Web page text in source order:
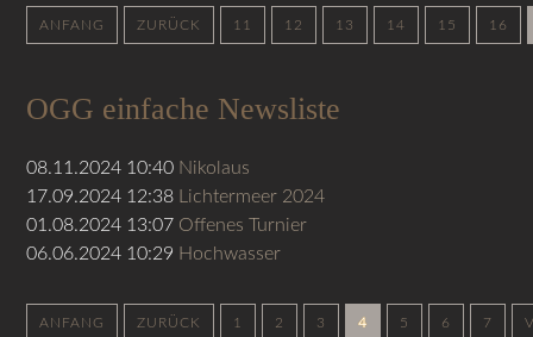
ANFANG ZURÜCK 11 12 13 14 15 16
OGG einfache Newsliste
08.11.2024 10:40 Nikolaus
17.09.2024 12:38 Lichtermeer 2024
01.08.2024 13:07 Offenes Turnier
06.06.2024 10:29 Hochwasser
ANFANG ZURÜCK 1 2 3 4 5 6 7